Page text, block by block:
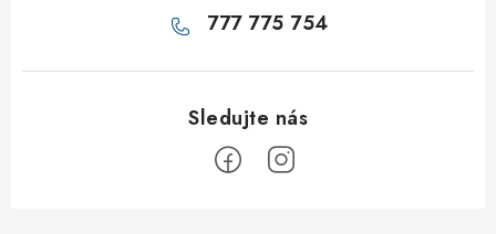
777 775 754